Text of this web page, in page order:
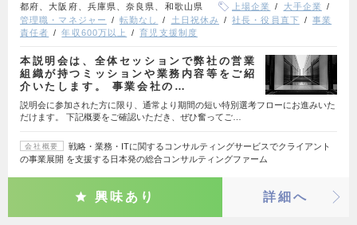
都府、大阪府、兵庫県、奈良県、和歌山県
上場企業
大手企業
管理職・マネジャー
転勤なし 土日祝休み 社長・役員直下
事業
責任者
年収600万以上 育児支援制度
本説明会は、全体セッションで弊社の営業
組織が持つミッションや業務内容等をご紹
介いたします。 事業会社の…
説明会に参加された方に限り、通常より期間の短い特別選考フローにお進みいた
だけます。 下記概要をご確認いただき、ぜひ奮ってご…
会社概要
戦略・業務・ITに関するコンサルティングサービスでクライアント
の事業展開 を支援する日本発の総合コンサルティングファーム
興味あり 詳細へ